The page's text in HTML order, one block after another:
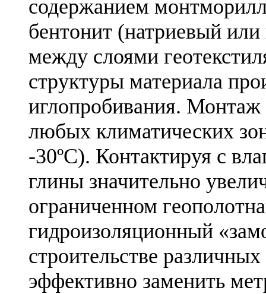
содержанием
бентонит (натриевый или
между слоями
структуры материала
иглопробивания.
любых климатических
-30ºС). Контактируя с
глины значительно
ограниченном
гидроизоляционный
строительстве
эффективно заменить